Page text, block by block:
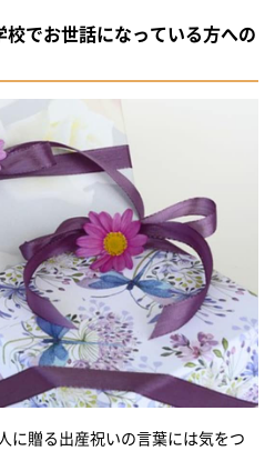
校でお世話になっている方への
に贈る出産祝いの言葉には気をつ